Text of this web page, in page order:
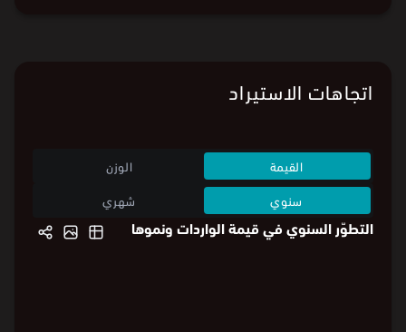
اتجاهات الاستيراد
القيمة
الوزن
سنوي
شهري
التطوّر السنوي في قيمة الواردات ونموها